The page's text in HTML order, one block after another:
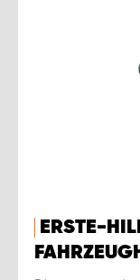
ERSTE-
WORK SYSTEM
WORK SYSTEM
WORK SYSTEM